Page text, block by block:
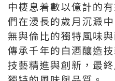
中棲息着數以億計的
們在漫長的歲月沉澱
無與倫比的獨特風味
傳承千年的白酒釀造
技藝精進與創新，最